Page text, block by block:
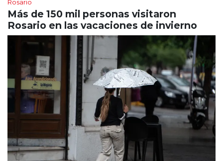
Rosario
Más de 150 mil personas visitaron
Rosario en las vacaciones de invierno